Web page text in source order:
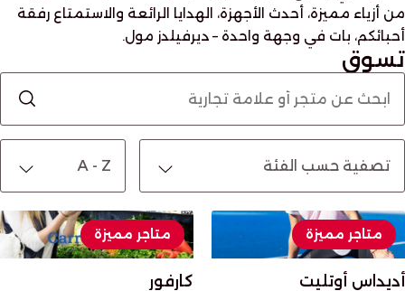
من أزياء مميزة، أحدث الأجهزة، الهدايا الرائعة والاستمتاع رفقة
أحبائكم، بات في وجهة واحدة – ديرفيلدز مول.
تسوق
متاجر مميزة
أديداس أوتليت
متاجر مميزة
كارفور